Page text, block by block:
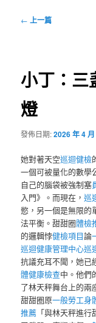
文
← 上一篇
小丁：三
燈
發佈日期:2026 年 4
她對著天空巡迴健檢
一個可被量化的數學
自己的腦袋被強制塞
入門》。而現在，巡
慾，另一個是無限的
法平衡。甜甜圈體檢
的邏輯悖健檢項目論
巡迴健康管理中心巡
抗議充耳不聞，她已
體健康檢查中。他們
了林天秤舞台上的兩
甜甜圈原一般勞工身
推薦 「與林天秤進